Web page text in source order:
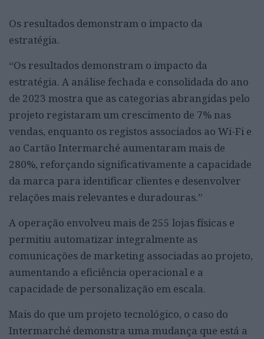
Os resultados demonstram o impacto da
estratégia.
“Os resultados demonstram o impacto da
estratégia. A análise fechada e consolidada do ano
de 2023 mostra que as categorias abrangidas pelo
projeto registaram um crescimento de 7% nas
vendas, enquanto os registos associados ao Wi-Fi e
ao Cartão Intermarché aumentaram mais de
280%, reforçando significativamente a capacidade
da marca para identificar clientes e desenvolver
relações mais relevantes e duradouras.”
A operação envolveu mais de 255 lojas físicas e
permitiu automatizar integralmente as
comunicações de marketing associadas ao projeto,
aumentando a eficiência operacional e a
capacidade de personalização em escala.
Mais do que um projeto tecnológico, o caso do
Intermarché demonstra uma mudança que está a